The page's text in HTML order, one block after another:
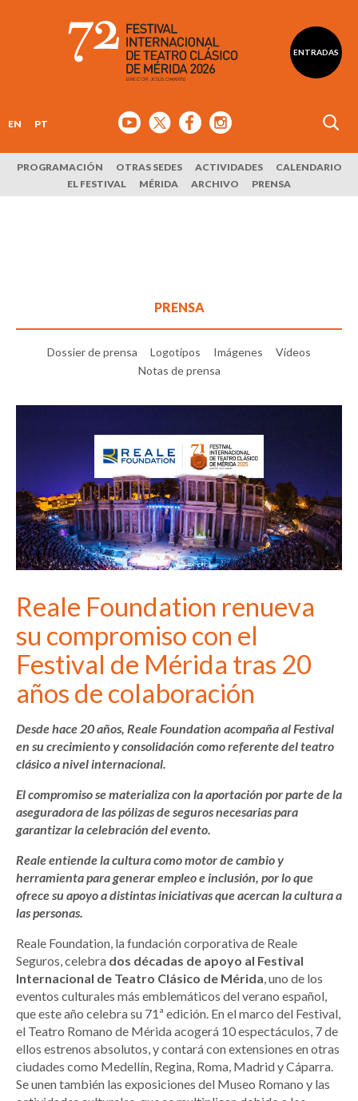
ENTRADAS
EN PT
PROGRAMACIÓN OTRAS SEDES ACTIVIDADES
CALENDARIO
EL FESTIVAL
MÉRIDA ARCHIVO PRENSA
PRENSA
Dossier de prensa Logotipos Imágenes
Vídeos
Notas de prensa
Reale Foundation renueva
su compromiso con el
Festival de Mérida tras 20
años de colaboración
Desde hace 20 años, Reale Foundation acompaña al Festival
en su crecimiento y consolidación como referente del teatro
clásico a nivel internacional.
El compromiso se materializa con la aportación por parte de la
aseguradora de las pólizas de seguros necesarias para
garantizar la celebración del evento.
Reale entiende la cultura como motor de cambio y
herramienta para generar empleo e inclusión, por lo que
ofrece su apoyo a distintas iniciativas que acercan la cultura a
las personas.
Reale Foundation, la fundación corporativa de Reale
Seguros, celebra dos décadas de apoyo al Festival
Internacional de Teatro Clásico de Mérida, uno de los
eventos culturales más emblemáticos del verano español,
que este año celebra su 71ª edición. En el marco del Festival,
el Teatro Romano de Mérida acogerá 10 espectáculos, 7 de
ellos estrenos absolutos, y contará con extensiones en otras
ciudades como Medellín, Regina, Roma, Madrid y Cáparra.
Se unen también las exposiciones del Museo Romano y las